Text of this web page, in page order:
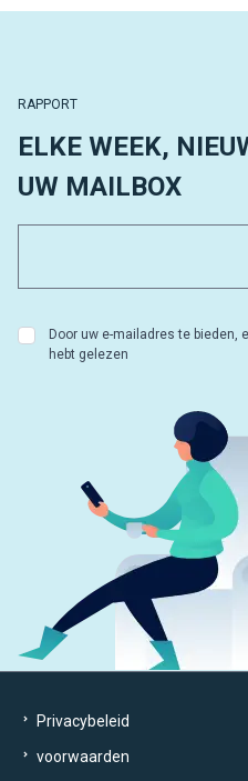
RAPPORT
ELKE WEEK,
UW MAILBOX
Door uw e-mailadres te bieden,
hebt gelezen
Privacybeleid
voorwaarden